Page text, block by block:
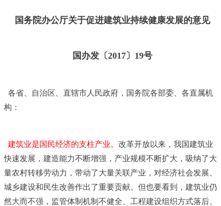
国务院办公厅关于促进建筑业持续健康发展的意见
国办发〔2017〕19号
各省、自治区、直辖市人民政府，国务院各部委、各直属机
构：
建筑业是国民经济的支柱产业。 改革开放以来，我国建筑业
快速发展，建造能力不断增强，产业规模不断扩大，吸纳了大
量农村转移劳动力，带动了大量关联产业，对经济社会发展、
城乡建设和民生改善作出了重要贡献。但也要看到，建筑业仍
然大而不强，监管体制机制不健全、工程建设组织方式落后、